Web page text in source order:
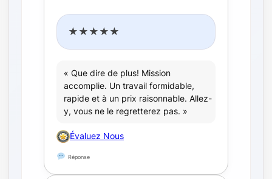
★★★★★
« Que dire de plus! Mission
accomplie. Un travail formidable,
rapide et à un prix raisonnable. Allez-
y, vous ne le regretterez pas. »
Évaluez Nous
Réponse